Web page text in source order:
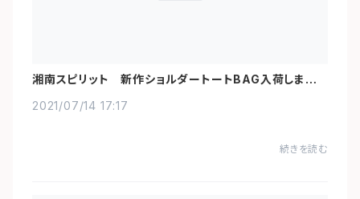
湘南スピリット 新作ショルダートートBAG入荷しまし
2021/07/14 17:17
続きを読む